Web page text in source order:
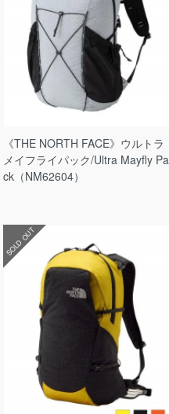
《THE NORTH FACE》ウルトラ
メイフライパック/Ultra Mayfly Pa
ck（NM62604）
SOLD OUT